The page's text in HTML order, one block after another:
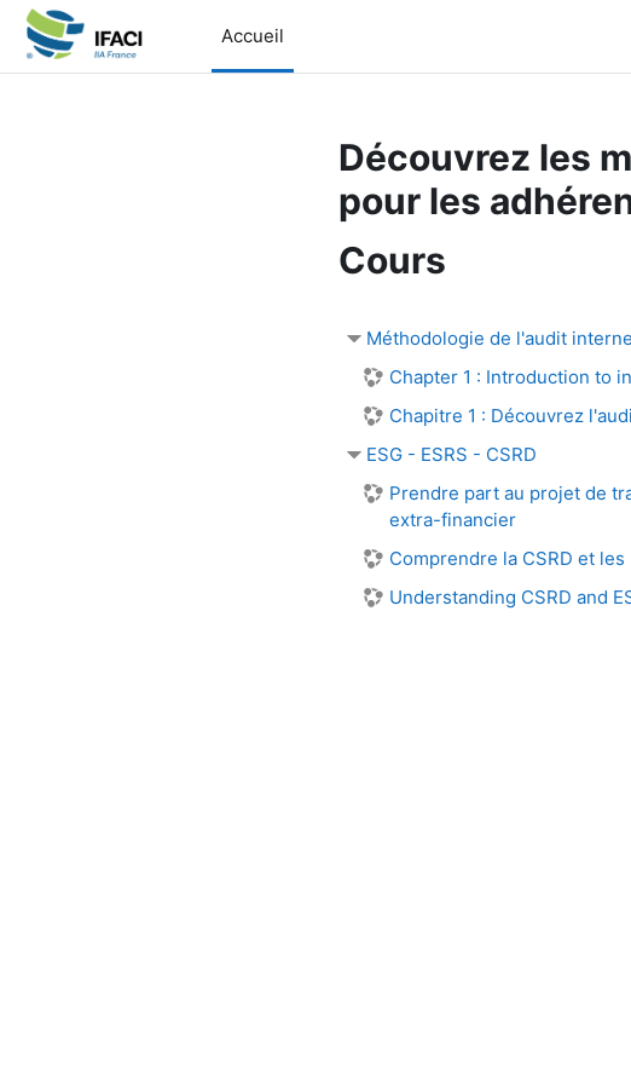
Passer au contenu principal
Accueil
Découvrez les
pour les
Cours
Méthodologie de l'audit
Chapter 1 : Introduction to
Chapitre 1 : Découvrez
ESG - ESRS - CSRD
Prendre part au projet de
extra-financier
Comprendre la CSRD et
Understanding CSRD and